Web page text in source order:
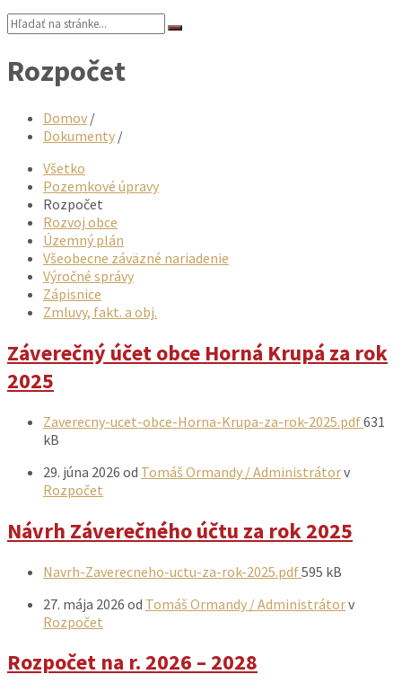
Vyhľadávanie:
Rozpočet
Domov /
Dokumenty /
Všetko
Pozemkové úpravy
Rozpočet
Rozvoj obce
Územný plán
Všeobecne záväzné nariadenie
Výročné správy
Zápisnice
Zmluvy, fakt. a obj.
Záverečný účet obce Horná Krupá za rok
2025
PrílohyZaverecny-ucet-obce-Horna-Krupa-za-rok-2025.pdf631
kB
29. júna 2026 od Tomáš Ormandy / Administrátorv
Rozpočet
Návrh Záverečného účtu za rok 2025
PrílohyNavrh-Zaverecneho-uctu-za-rok-2025.pdf Veľkosť
595 kB
27. mája 2026 od Tomáš Ormandy / Administrátorv
Rozpočet
Rozpočet na r. 2026 – 2028